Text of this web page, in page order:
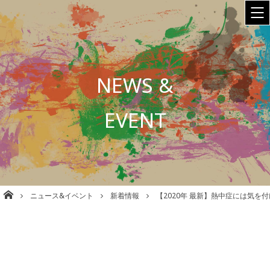
NEWS &
EVENT
株式会社babel 美容室/理容室/ネイル/各種事業運営 大阪
ニュース&イベント 新着情報 【2020年 最新】熱中症には気を